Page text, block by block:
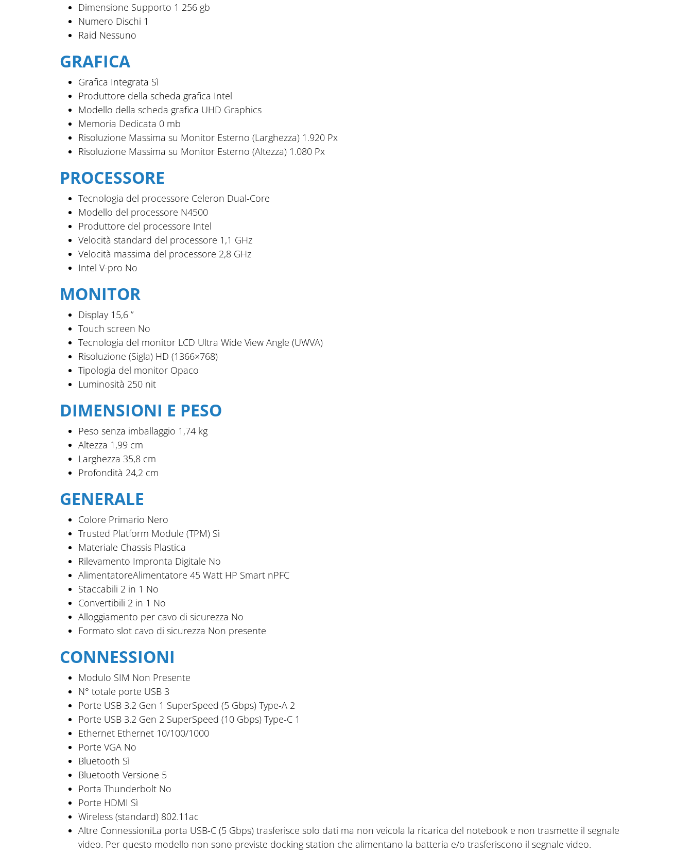
Dimensione Supporto 1 256 gb
Numero Dischi 1
Raid Nessuno
GRAFICA
Grafica Integrata Sì
Produttore della scheda grafica Intel
Modello della scheda grafica UHD Graphics
Memoria Dedicata 0 mb
Risoluzione Massima su Monitor Esterno (Larghezza) 1.920 Px
Risoluzione Massima su Monitor Esterno (Altezza) 1.080 Px
PROCESSORE
Tecnologia del processore Celeron Dual-Core
Modello del processore N4500
Produttore del processore Intel
Velocità standard del processore 1,1 GHz
Velocità massima del processore 2,8 GHz
Intel V-pro No
MONITOR
Display 15,6 ”
Touch screen No
Tecnologia del monitor LCD Ultra Wide View Angle (UWVA)
Risoluzione (Sigla) HD (1366×768)
Tipologia del monitor Opaco
Luminosità 250 nit
DIMENSIONI E PESO
Peso senza imballaggio 1,74 kg
Altezza 1,99 cm
Larghezza 35,8 cm
Profondità 24,2 cm
GENERALE
Colore Primario Nero
Trusted Platform Module (TPM) Sì
Materiale Chassis Plastica
Rilevamento Impronta Digitale No
AlimentatoreAlimentatore 45 Watt HP Smart nPFC
Staccabili 2 in 1 No
Convertibili 2 in 1 No
Alloggiamento per cavo di sicurezza No
Formato slot cavo di sicurezza Non presente
CONNESSIONI
Modulo SIM Non Presente
N° totale porte USB 3
Porte USB 3.2 Gen 1 SuperSpeed (5 Gbps) Type-A 2
Porte USB 3.2 Gen 2 SuperSpeed (10 Gbps) Type-C 1
Ethernet Ethernet 10/100/1000
Porte VGA No
Bluetooth Sì
Bluetooth Versione 5
Porta Thunderbolt No
Porte HDMI Sì
Wireless (standard) 802.11ac
Altre ConnessioniLa porta USB-C (5 Gbps) trasferisce solo dati ma non veicola la ricarica del notebook e non trasmette il segnale
video. Per questo modello non sono previste docking station che alimentano la batteria e/o trasferiscono il segnale video.